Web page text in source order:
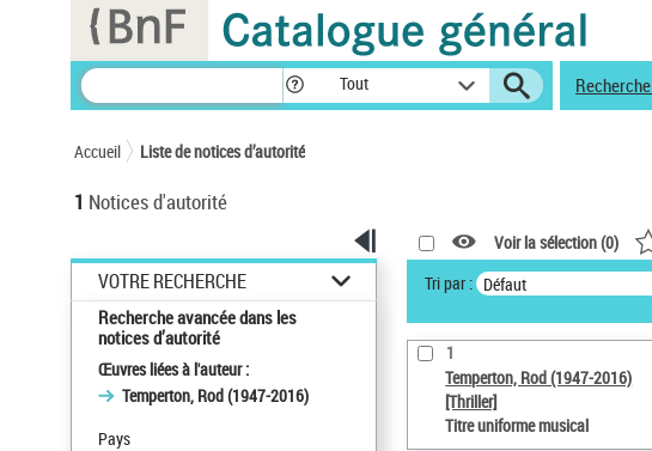
Tout
Accueil Liste de notices d’autorité
1 Notices d'autorité
VOTRE RECHERCHE
Recherche avancée dans les
notices d’autorité
Œuvres liées à l'auteur :
Temperton, Rod (1947-2016)
Pays
Voir la sélection (0)
Tri par : Défaut
1
Temperton, Rod (1947-2016)
[Thriller]
Titre uniforme musical
Panneau de gestion des cookies